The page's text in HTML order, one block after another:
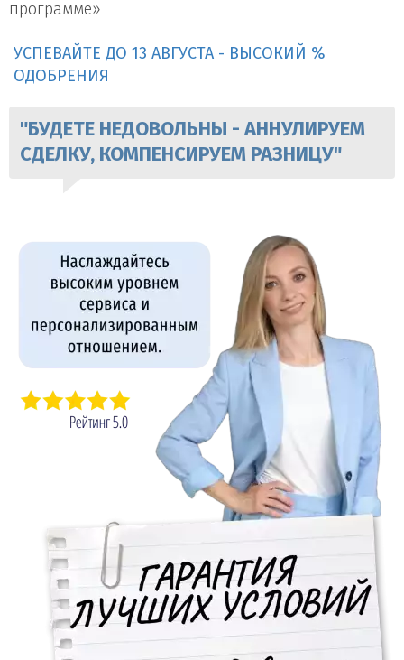
программе»
УСПЕВАЙТЕ ДО 13 АВГУСТА - ВЫСОКИЙ %
ОДОБРЕНИЯ
"БУДЕТЕ НЕДОВОЛЬНЫ - АННУЛИРУЕМ
СДЕЛКУ, КОМПЕНСИРУЕМ РАЗНИЦУ"